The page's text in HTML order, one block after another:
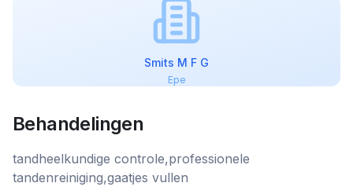
Smits M F G
Epe
Behandelingen
tandheelkundige controle,professionele
tandenreiniging,gaatjes vullen